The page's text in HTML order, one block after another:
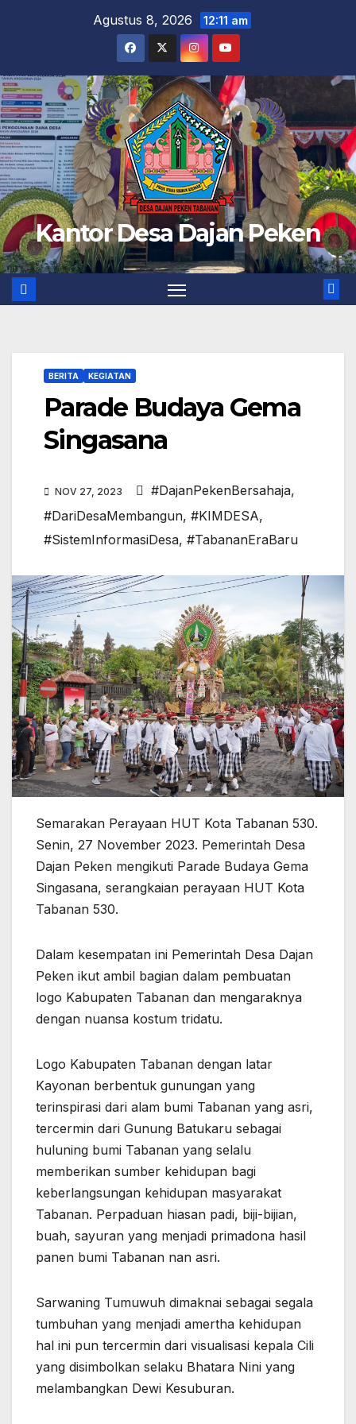
Agustus 8, 2026 12:11 am
Kantor Desa Dajan Peken
BERITA KEGIATAN
Parade Budaya Gema
Singasana
NOV 27, 2023 #DajanPekenBersahaja,
#DariDesaMembangun, #KIMDESA,
#SistemInformasiDesa, #TabananEraBaru
Semarakan Perayaan HUT Kota Tabanan 530.
Senin, 27 November 2023. Pemerintah Desa
Dajan Peken mengikuti Parade Budaya Gema
Singasana, serangkaian perayaan HUT Kota
Tabanan 530.
Dalam kesempatan ini Pemerintah Desa Dajan
Peken ikut ambil bagian dalam pembuatan
logo Kabupaten Tabanan dan mengaraknya
dengan nuansa kostum tridatu.
Logo Kabupaten Tabanan dengan latar
Kayonan berbentuk gunungan yang
terinspirasi dari alam bumi Tabanan yang asri,
tercermin dari Gunung Batukaru sebagai
huluning bumi Tabanan yang selalu
memberikan sumber kehidupan bagi
keberlangsungan kehidupan masyarakat
Tabanan. Perpaduan hiasan padi, biji-bijian,
buah, sayuran yang menjadi primadona hasil
panen bumi Tabanan nan asri.
Sarwaning Tumuwuh dimaknai sebagai segala
tumbuhan yang menjadi amertha kehidupan
hal ini pun tercermin dari visualisasi kepala Cili
yang disimbolkan selaku Bhatara Nini yang
melambangkan Dewi Kesuburan.